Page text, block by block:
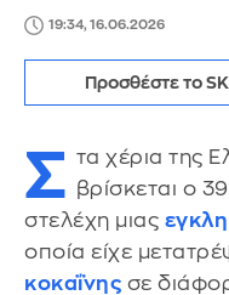
19:34, 16.06.2026
Προσθέστε το
Σ τα χέρια της
βρίσκεται ο
στελέχη μιας
οποία είχε
κοκαΐνης σε